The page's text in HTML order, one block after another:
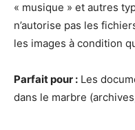
« musique » et autres
n’autorise pas les
les images à condition
Parfait pour : Les
dans le marbre